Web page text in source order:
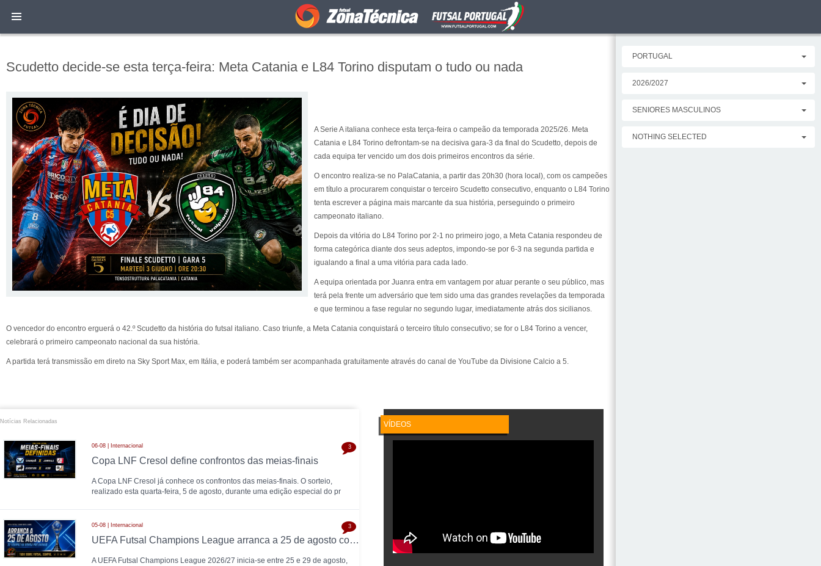
Scudetto decide-se esta terça-feira: Meta Catania e L84 Torino disputam o tudo ou nada
A Serie A italiana conhece esta terça-feira o campeão da temporada 2025/26. Meta
Catania e L84 Torino defrontam-se na decisiva gara-3 da final do Scudetto, depois de
cada equipa ter vencido um dos dois primeiros encontros da série.
O encontro realiza-se no PalaCatania, a partir das 20h30 (hora local), com os campeões
em título a procurarem conquistar o terceiro Scudetto consecutivo, enquanto o L84 Torino
tenta escrever a página mais marcante da sua história, perseguindo o primeiro
campeonato italiano.
Depois da vitória do L84 Torino por 2-1 no primeiro jogo, a Meta Catania respondeu de
forma categórica diante dos seus adeptos, impondo-se por 6-3 na segunda partida e
igualando a final a uma vitória para cada lado.
A equipa orientada por Juanra entra em vantagem por atuar perante o seu público, mas
terá pela frente um adversário que tem sido uma das grandes revelações da temporada
e que terminou a fase regular no segundo lugar, imediatamente atrás dos sicilianos.
O vencedor do encontro erguerá o 42.º Scudetto da história do futsal italiano. Caso triunfe, a Meta Catania conquistará o terceiro título consecutivo; se for o L84 Torino a vencer,
celebrará o primeiro campeonato nacional da sua história.
A partida terá transmissão em direto na Sky Sport Max, em Itália, e poderá também ser acompanhada gratuitamente através do canal de YouTube da Divisione Calcio a 5.
Notícias Relacionadas
06-08 | Internacional
Copa LNF Cresol define confrontos das meias-finais
A Copa LNF Cresol já conhece os confrontos das meias-finais. O sorteio,
realizado esta quarta-feira, 5 de agosto, durante uma edição especial do pr
3
05-08 | Internacional
UEFA Futsal Champions League arranca a 25 de agosto com 32 equipas na ronda preliminar
A UEFA Futsal Champions League 2026/27 inicia-se entre 25 e 29 de agosto,
3
VÍDEOS
PORTUGAL
2026/2027
SENIORES MASCULINOS
NOTHING SELECTED